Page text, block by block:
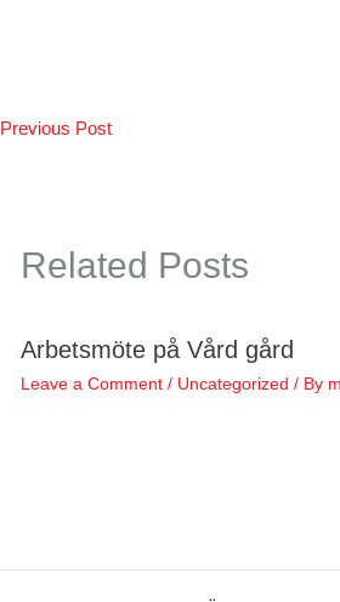
Previous Post
Related Posts
Arbetsmöte på Vård gård
Leave a Comment / Uncategorized / By